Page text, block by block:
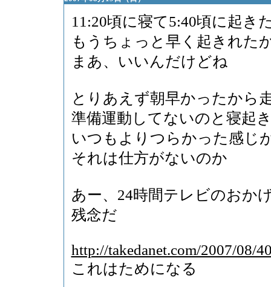
11:20頃に寝て5:40頃に起き
もうちょっと早く起きれた
まあ、いいんだけどね
とりあえず朝早かったから
準備運動してないのと寝起
いつもよりつらかった感じ
それは仕方がないのか
あー、24時間テレビのおか
残念だ
http://takedanet.com/2007/08/
これはためになる